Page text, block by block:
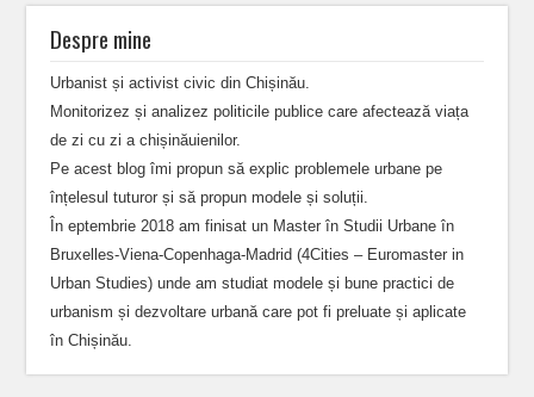
Despre mine
Urbanist și activist civic din Chișinău.
Monitorizez și analizez politicile publice care afectează viața
de zi cu zi a chișinăuienilor.
Pe acest blog îmi propun să explic problemele urbane pe
înțelesul tuturor și să propun modele și soluții.
În eptembrie 2018 am finisat un Master în Studii Urbane în
Bruxelles-Viena-Copenhaga-Madrid (4Cities – Euromaster in
Urban Studies) unde am studiat modele și bune practici de
urbanism și dezvoltare urbană care pot fi preluate și aplicate
în Chișinău.